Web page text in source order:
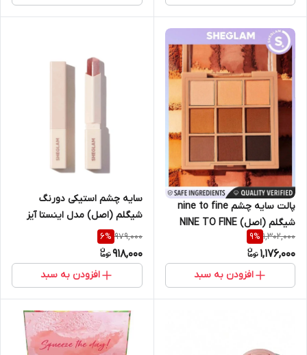
پالت سایه چشم nine to fine
شیگلم (اصل) NINE TO FINE
EYESHADOW PALETTE-
SILENT DISCO
1,302,000
9%
1,176,000
افزودن به سبد
سایه چشم استیکی دورنگ
شیگلم (اصل) مدل اینستا آیز
roseSheglam Insta-Eyes Dual
Tone Shadow Stick
979,000
6%
918,000
افزودن به سبد